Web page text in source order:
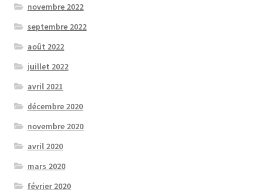
novembre 2022
septembre 2022
août 2022
juillet 2022
avril 2021
décembre 2020
novembre 2020
avril 2020
mars 2020
février 2020